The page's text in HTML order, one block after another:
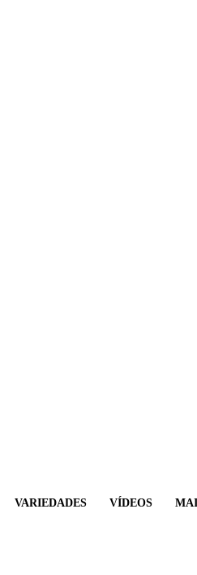
VARIEDADES VÍDEOS